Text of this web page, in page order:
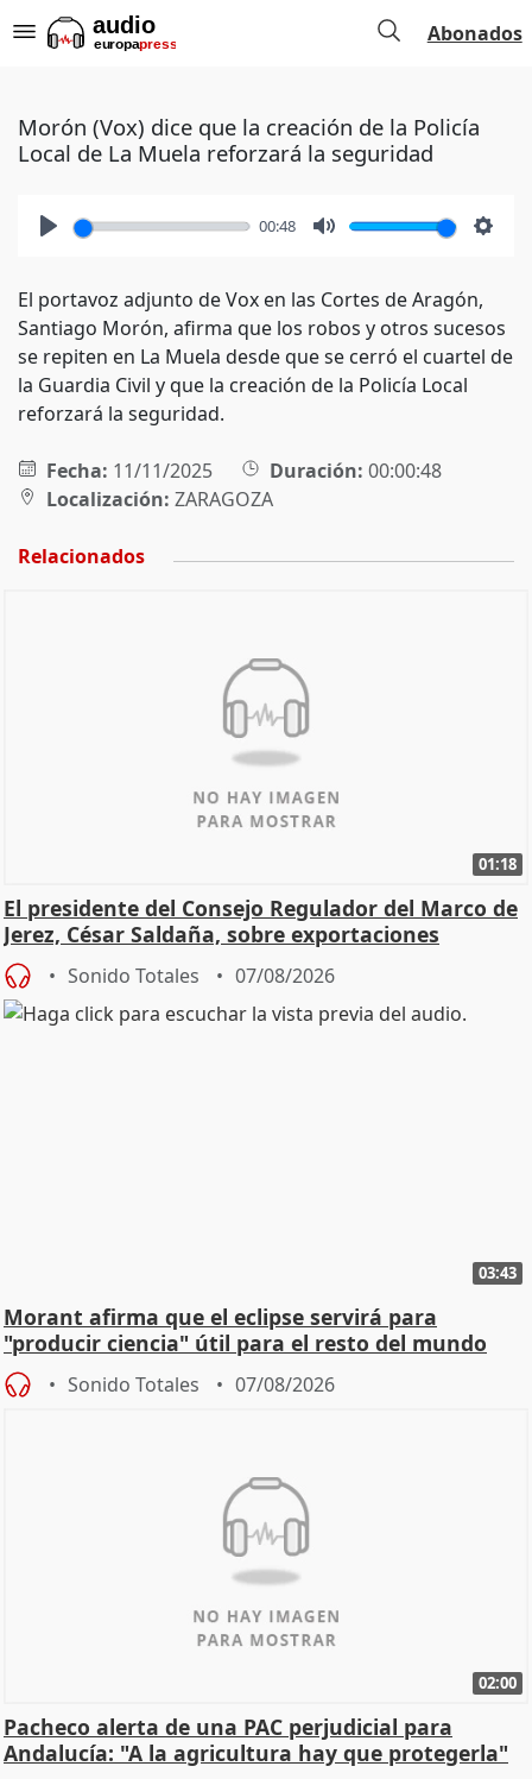
Abonados
Morón (Vox) dice que la creación de la Policía
Local de La Muela reforzará la seguridad
00:48
El portavoz adjunto de Vox en las Cortes de Aragón,
Santiago Morón, afirma que los robos y otros sucesos
se repiten en La Muela desde que se cerró el cuartel de
la Guardia Civil y que la creación de la Policía Local
reforzará la seguridad.
Fecha: 11/11/2025 Duración: 00:00:48
Localización: ZARAGOZA
Relacionados
01:18
El presidente del Consejo Regulador del Marco de
Jerez, César Saldaña, sobre exportaciones
Sonido Totales 07/08/2026
03:43
Morant afirma que el eclipse servirá para
"producir ciencia" útil para el resto del mundo
Sonido Totales 07/08/2026
02:00
Pacheco alerta de una PAC perjudicial para
Andalucía: "A la agricultura hay que protegerla"